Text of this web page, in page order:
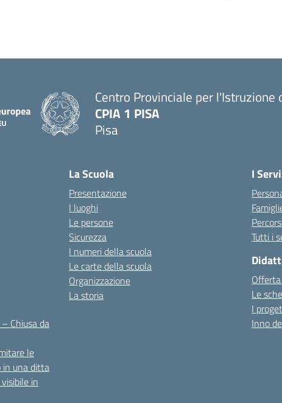
Centro Provinciale per l'Istruzione
CPIA 1 PISA
Pisa
Chiusa da
le
in una ditta
in
La Scuola
Presentazione
I luoghi
Le persone
Sicurezza
I numeri della scuola
Le carte della scuola
Organizzazione
La storia
I
Tutti i
Le
I
Inno